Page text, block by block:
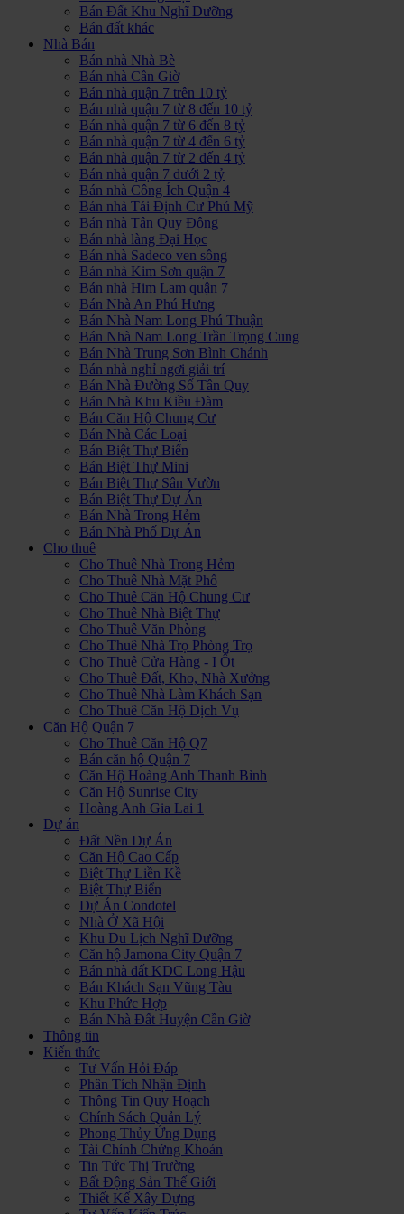
Bán Đất Khu Nghĩ Dưỡng
Bán đất khác
Nhà Bán
Bán nhà Nhà Bè
Bán nhà Cần Giờ
Bán nhà quận 7 trên 10 tỷ
Bán nhà quận 7 từ 8 đến 10 tỷ
Bán nhà quận 7 từ 6 đến 8 tỷ
Bán nhà quận 7 từ 4 đến 6 tỷ
Bán nhà quận 7 từ 2 đến 4 tỷ
Bán nhà quận 7 dưới 2 tỷ
Bán nhà Công Ích Quận 4
Bán nhà Tái Định Cư Phú Mỹ
Bán nhà Tân Quy Đông
Bán nhà làng Đại Học
Bán nhà Sadeco ven sông
Bán nhà Kim Sơn quận 7
Bán nhà Him Lam quận 7
Bán Nhà An Phú Hưng
Bán Nhà Nam Long Phú Thuận
Bán Nhà Nam Long Trần Trọng Cung
Bán Nhà Trung Sơn Bình Chánh
Bán nhà nghỉ ngơi giải trí
Bán Nhà Đường Số Tân Quy
Bán Nhà Khu Kiều Đàm
Bán Căn Hộ Chung Cư
Bán Nhà Các Loại
Bán Biệt Thự Biển
Bán Biệt Thự Mini
Bán Biệt Thự Sân Vườn
Bán Biệt Thự Dự Án
Bán Nhà Trong Hẻm
Bán Nhà Phố Dự Án
Cho thuê
Cho Thuê Nhà Trong Hẻm
Cho Thuê Nhà Mặt Phố
Cho Thuê Căn Hộ Chung Cư
Cho Thuê Nhà Biệt Thự
Cho Thuê Văn Phòng
Cho Thuê Nhà Trọ Phòng Trọ
Cho Thuê Cửa Hàng - I Ốt
Cho Thuê Đất, Kho, Nhà Xưởng
Cho Thuê Nhà Làm Khách Sạn
Cho Thuê Căn Hộ Dịch Vụ
Căn Hộ Quận 7
Cho Thuê Căn Hộ Q7
Bán căn hộ Quận 7
Căn Hộ Hoàng Anh Thanh Bình
Căn Hộ Sunrise City
Hoàng Anh Gia Lai 1
Dự án
Đất Nền Dự Án
Căn Hộ Cao Cấp
Biệt Thự Liền Kề
Biệt Thự Biển
Dự Án Condotel
Nhà Ở Xã Hội
Khu Du Lịch Nghĩ Dưỡng
Căn hộ Jamona City Quận 7
Bán nhà đất KDC Long Hậu
Bán Khách Sạn Vũng Tàu
Khu Phức Hợp
Bán Nhà Đất Huyện Cần Giờ
Thông tin
Kiến thức
Tư Vấn Hỏi Đáp
Phân Tích Nhận Định
Thông Tin Quy Hoạch
Chính Sách Quản Lý
Phong Thủy Ứng Dụng
Tài Chính Chứng Khoán
Tin Tức Thị Trường
Bất Động Sản Thế Giới
Thiết Kế Xây Dựng